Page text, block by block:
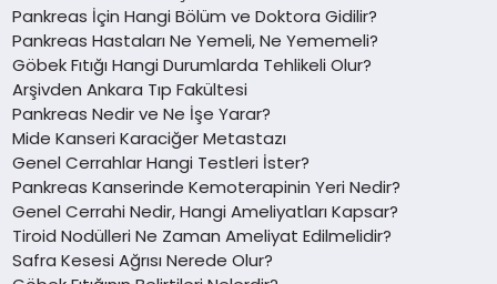
Pankreas İçin Hangi Bölüm ve Doktora Gidilir?
Pankreas Hastaları Ne Yemeli, Ne Yememeli?
Göbek Fıtığı Hangi Durumlarda Tehlikeli Olur?
Arşivden Ankara Tıp Fakültesi
Pankreas Nedir ve Ne İşe Yarar?
Mide Kanseri Karaciğer Metastazı
Genel Cerrahlar Hangi Testleri İster?
Pankreas Kanserinde Kemoterapinin Yeri Nedir?
Genel Cerrahi Nedir, Hangi Ameliyatları Kapsar?
Tiroid Nodülleri Ne Zaman Ameliyat Edilmelidir?
Safra Kesesi Ağrısı Nerede Olur?